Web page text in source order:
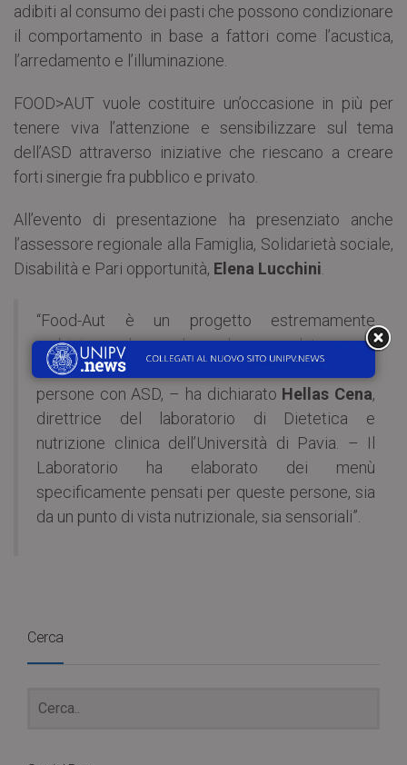
adibiti al consumo dei pasti che possono condizionare
il comportamento in base a fattori come l’acustica,
l’arredamento e l’illuminazione.
FOOD>AUT vuole costituire un’occasione in più per
tenere viva l’attenzione e sensibilizzare sul tema
dell’ASD attraverso iniziative che riescano a creare
forti sinergie fra pubblico e privato.
All’evento di presentazione ha presenziato anche
l’assessore regionale alla Famiglia, Solidarietà sociale,
Disabilità e Pari opportunità, Elena Lucchini
“Food-Aut è un progetto estremamente
ambizioso che vuole andare a valutare con
metodo scientifico le scelte alimentari delle
persone con ASD, – ha dichiarato Hellas Cena,
direttrice del laboratorio di Dietetica e
nutrizione clinica dell’Università di Pavia. – Il
Laboratorio ha elaborato dei menù
specificamente pensati per queste persone, sia
da un punto di vista nutrizionale, sia sensoriali”.
Cerca